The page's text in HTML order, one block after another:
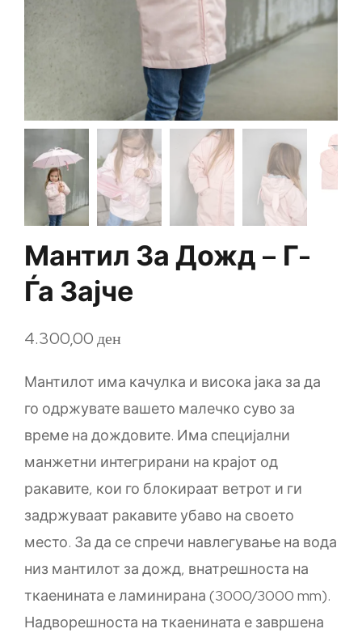
Мантил За Дожд – Г-
Ѓа Зајче
4.300,00ден
Мантилот има качулка и висока јака за да
го одржувате вашето малечко суво за
време на дождовите. Има специјални
манжетни интегрирани на крајот од
ракавите, кои го блокираат ветрот и ги
задржуваат ракавите убаво на своето
место. За да се спречи навлегување на вода
низ мантилот за дожд, внатрешноста на
ткаенината е ламинирана (3000/3000 mm).
Надворешноста на ткаенината е завршена